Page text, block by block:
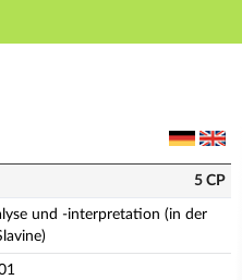
und -interpretation
5 CP
und -interpretation (in der